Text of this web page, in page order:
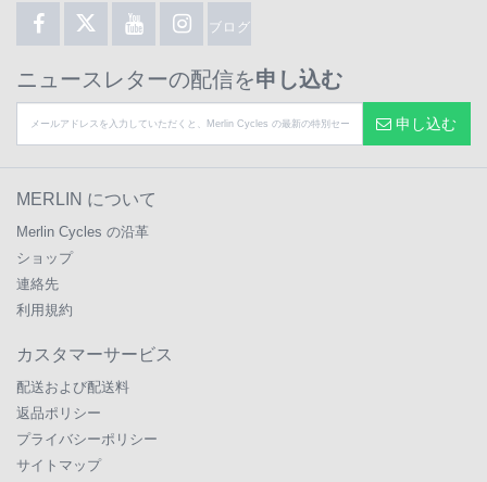
ブログ
ニュースレターの配信を申し込む
申し込む
MERLIN について
Merlin Cycles の沿革
ショップ
連絡先
利用規約
カスタマーサービス
配送および配送料
返品ポリシー
プライバシーポリシー
サイトマップ